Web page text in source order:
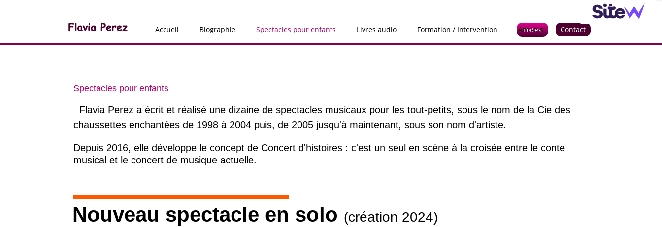
Accueil Biographie Spectacles pour enfants Livres audio Formation / Intervention Ami-e-s Contact
Dates
Spectacles pour enfants
Flavia Perez a écrit et réalisé une dizaine de spectacles musicaux pour les tout-petits, sous le nom de la Cie des
chaussettes enchantées de 1998 à 2004 puis, de 2005 jusqu'à maintenant, sous son nom d'artiste.
Depuis 2016, elle développe le concept de Concert d'histoires : c'est un seul en scène à la croisée entre le conte
musical et le concert de musique actuelle.
Nouveau spectacle en solo (création 2024)